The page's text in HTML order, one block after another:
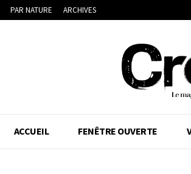
PAR NATURE ARCHIVES
ACCUEIL FENÊTRE OUVERTE